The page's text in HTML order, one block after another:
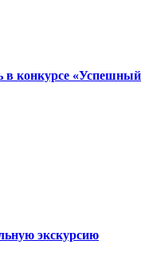
в конкурсе «Успешный
экскурсию